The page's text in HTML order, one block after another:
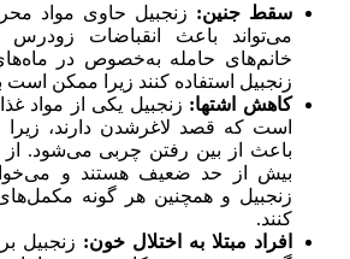
سقط جنین: زنجبیل حاوی مواد
می‌تواند باعث انقباضات
خانم‌های حامله به‌خصوص در ماه‌های
زنجبیل استفاده کنند زیرا ممکن
کاهش اشتها: زنجبیل یکی از مواد
است که قصد لاغرشدن دارند، زیرا
باعث از بین‌ رفتن چربی می‌شود. از
بیش از حد ضعیف هستند و
زنجبیل و همچنین هر گونه
کنند.
افراد مبتلا به اختلال خون: زنجبیل